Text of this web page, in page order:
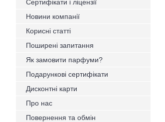
Сертифікати і ліцензії
Новини компанії
Корисні статті
Поширені запитання
Як замовити парфуми?
Подарункові сертифікати
Дисконтні карти
Про нас
Повернення та обмін